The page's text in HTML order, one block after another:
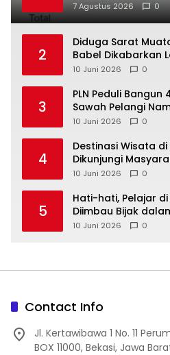
Tengah untuk PLN
7 Agustus 2026 0
2
‎Diduga Sarat
Babel Dikabarkan
10 Juni 2026 0
3
‎PLN Peduli Bangun
Sawah Pelangi
10 Juni 2026 0
4
‎Destinasi Wisata
Dikunjungi
Akhir Pekan
10 Juni 2026 0
5
‎Hati-hati, Pelajar
Diimbau Bijak
10 Juni 2026 0
Contact Info
Jl. Kertawibawa 1 No. 11
BOX 11000, Bekasi, Jawa